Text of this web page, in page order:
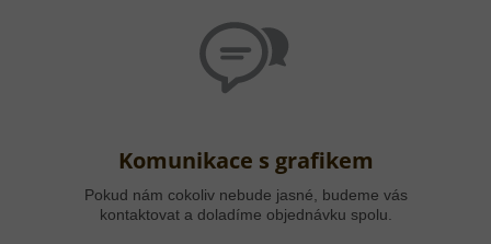
Komunikace s grafikem
Pokud nám cokoliv nebude jasné, budeme vás
kontaktovat a doladíme objednávku spolu.